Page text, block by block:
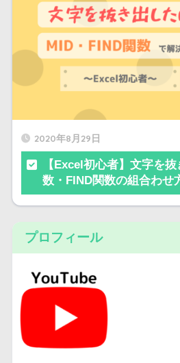
2020年8月29日
【Excel初心者】文字を
数・FIND関数の組合わせ
プロフィール